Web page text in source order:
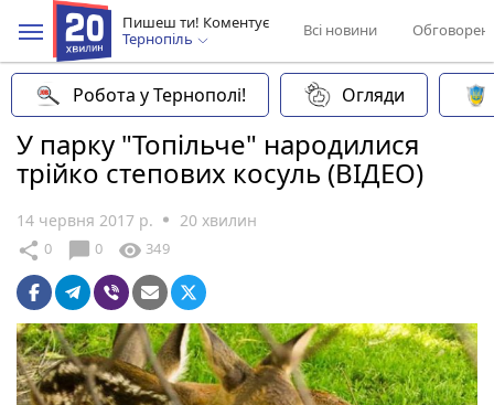
Пишеш ти! Коментує
Тернопіль
Всі новини
Робота у Тернополі! Огляди
У парку "Топільче" народилися
трійко степових косуль (ВІДЕО)
14 червня 2017 р. 20 хвилин
share 0 chat_bubble 0 visibility 349